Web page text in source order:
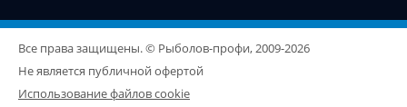
Все права защищены. © Рыболов-профи, 2009-2026
Не является публичной офертой
Использование файлов cookie